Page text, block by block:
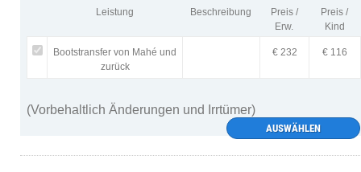
Leistung Beschreibung
Preis /
Erw.
Preis /
Kind
Bootstransfer von Mahé und
zurück
€ 232 € 116
(Vorbehaltlich Änderungen und Irrtümer)
AUSWÄHLEN